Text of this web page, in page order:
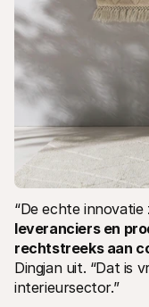
leveranciers en
rechtstreeks aan
Dingjan uit. “Dat is
interieursector.”